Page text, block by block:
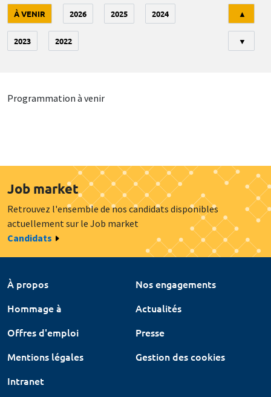
À VENIR 2026 2025 2024
2023 2022
▲
▼
Programmation à venir
Job market
Retrouvez l'ensemble de nos candidats disponibles
actuellement sur le Job market
Candidats
À propos
Nos engagements
Hommage à
Actualités
Offres d'emploi
Presse
Mentions légales
Gestion des cookies
Intranet